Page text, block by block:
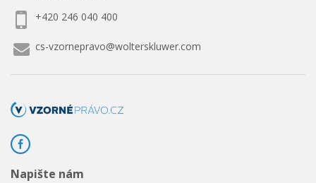
+420 246 040 400
cs-vzornepravo@wolterskluwer.com
Napište nám